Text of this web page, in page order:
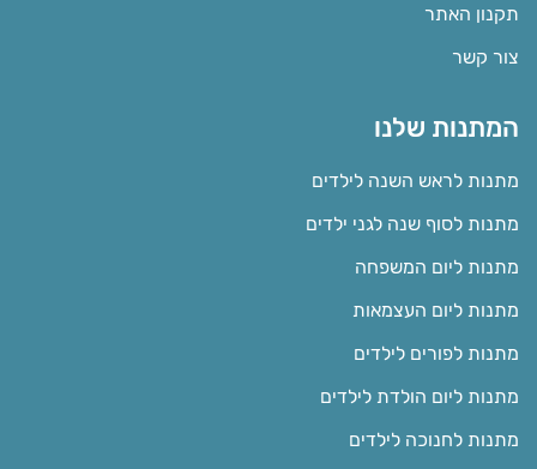
תקנון האתר
צור קשר
המתנות שלנו
מתנות לראש השנה לילדים
מתנות לסוף שנה לגני ילדים
מתנות ליום המשפחה
מתנות ליום העצמאות
מתנות לפורים לילדים
מתנות ליום הולדת לילדים
מתנות לחנוכה לילדים